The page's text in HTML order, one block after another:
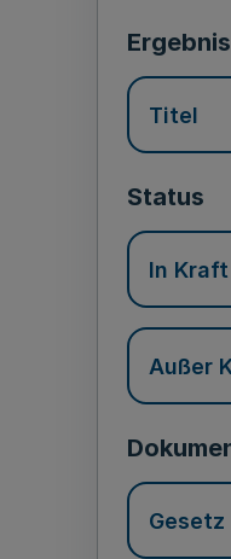
Ergebnis
Titel
Status
In Kraft
Außer
Gesetz